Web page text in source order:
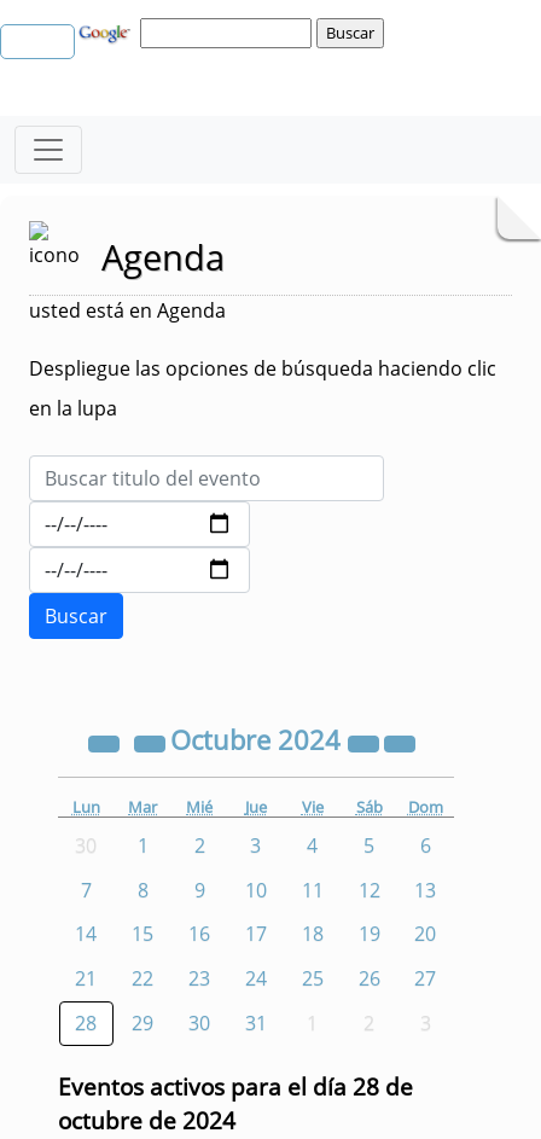
Agenda
usted está en Agenda
Despliegue las opciones de búsqueda haciendo clic
en la lupa
Octubre 2024
Lun Mar Mié Jue Vie Sáb Dom
30 1 2 3 4 5
6
7
8 9 10 11 12
13
14
15 16 17 18 19
20
21
22 23 24 25 26
27
28
29 30 31 1 2 3
Eventos activos para el día 28 de
octubre de 2024